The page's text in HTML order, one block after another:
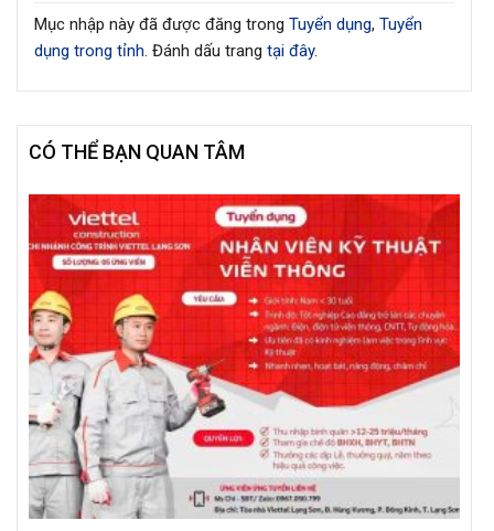
Mục nhập này đã được đăng trong Tuyển dụng, Tuyển
dụng trong tỉnh. Đánh dấu trang tại đây.
CÓ THỂ BẠN QUAN TÂM